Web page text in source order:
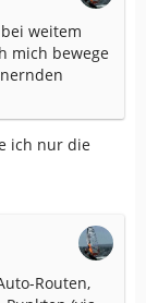
weitem
mich bewege
ich nur die
Routen,